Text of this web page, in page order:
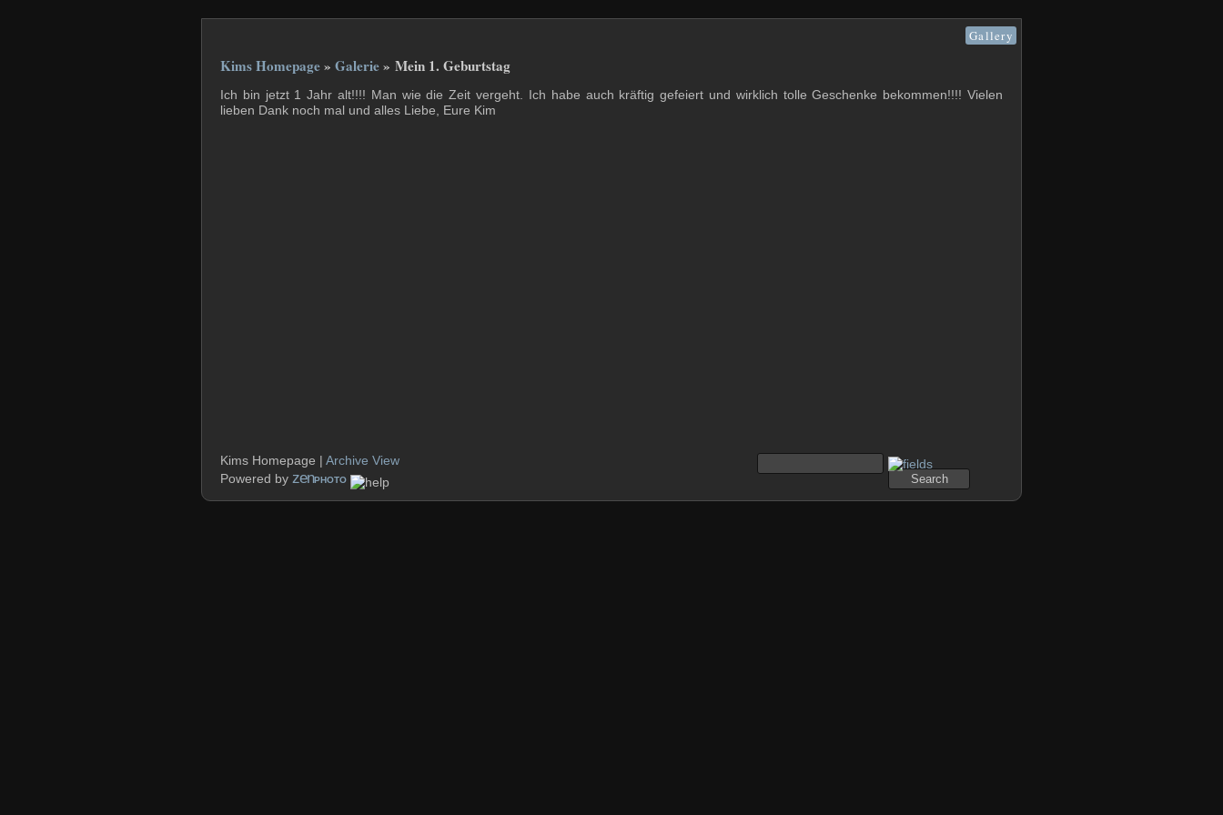
Gallery
Kims Homepage» Galerie» Mein 1. Geburtstag
Ich bin jetzt 1 Jahr alt!!!! Man wie die Zeit vergeht. Ich habe auch kräftig gefeiert und wirklich tolle Geschenke bekommen!!!! Vielen
lieben Dank noch mal und alles Liebe, Eure Kim
Kims Homepage | Archive View
Powered by zenPHOTO